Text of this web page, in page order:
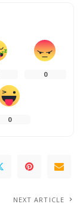
0
0
NEXT ARTICLE